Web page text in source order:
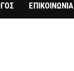
ΕΠΙΚΟΙΝΩΝΙΑ